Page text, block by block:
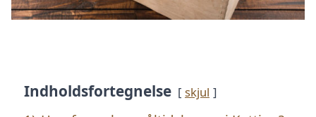
Indholdsfortegnelse skjul